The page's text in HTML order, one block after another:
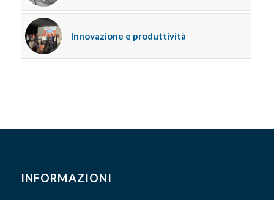
Innovazione e produttività
INFORMAZIONI